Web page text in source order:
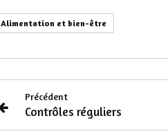
Alimentation et bien-être
Précédent
Contrôles réguliers